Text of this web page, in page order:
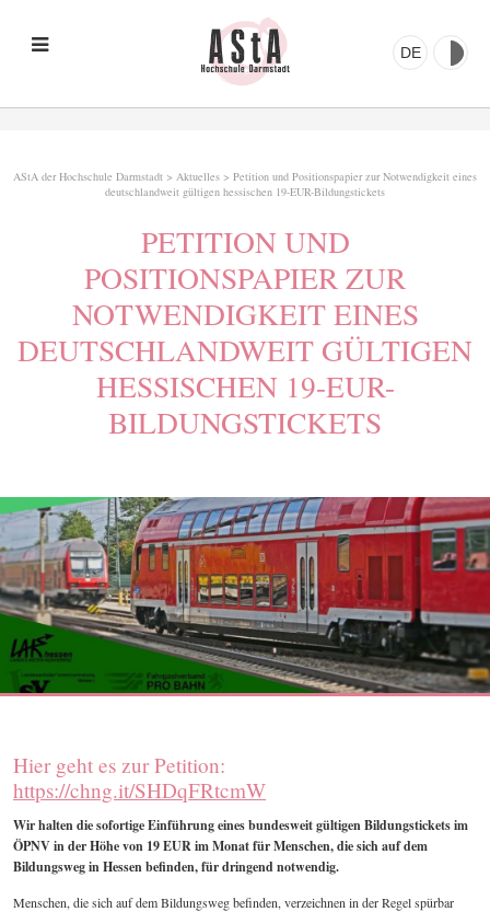
DE
AStA der Hochschule Darmstadt > Aktuelles > Petition und Positionspapier zur Notwendigkeit eines
deutschlandweit gültigen hessischen 19-EUR-Bildungstickets
PETITION UND
POSITIONSPAPIER ZUR
NOTWENDIGKEIT EINES
DEUTSCHLANDWEIT GÜLTIGEN
HESSISCHEN 19-EUR-
BILDUNGSTICKETS
Hier geht es zur Petition:
https://chng.it/SHDqFRtcmW
Wir halten die sofortige Einführung eines bundesweit gültigen Bildungstickets im
ÖPNV in der Höhe von 19 EUR im Monat für Menschen, die sich auf dem
Bildungsweg in Hessen befinden, für dringend notwendig.
Menschen, die sich auf dem Bildungsweg befinden, verzeichnen in der Regel spürbar